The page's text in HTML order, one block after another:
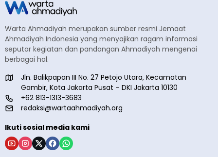
Warta Ahmadiyah merupakan sumber resmi Jemaat
Ahmadiyah Indonesia yang menyajikan ragam informasi
seputar kegiatan dan pandangan Ahmadiyah mengenai
berbagai hal.
Jln. Balikpapan III No. 27 Petojo Utara, Kecamatan
Gambir, Kota Jakarta Pusat – DKI Jakarta 10130
+62 813-1313-3683
redaksi@wartaahmadiyah.org
Ikuti sosial media kami